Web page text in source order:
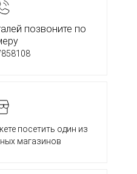
позвоните по
посетить один из
магазинов